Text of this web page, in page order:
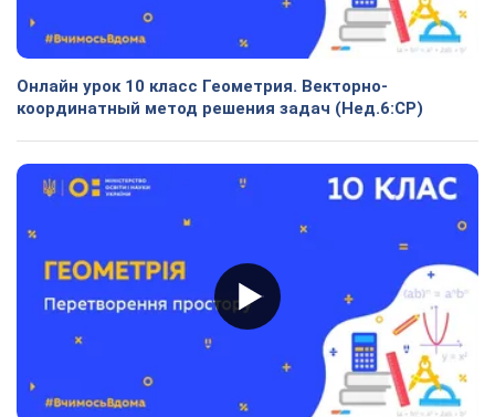
Онлайн урок 10 класс Геометрия. Векторно-
координатный метод решения задач (Нед.6:СР)